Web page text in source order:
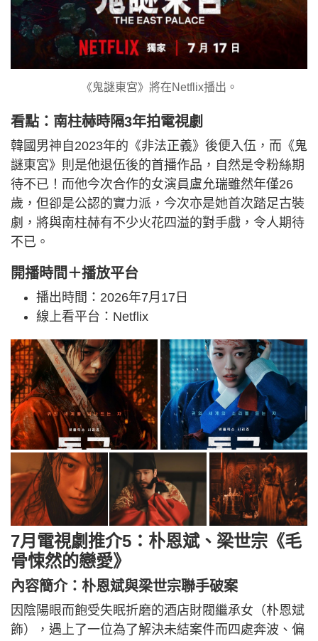
《鬼謎東宮》將在Netflix播出。
看點：南柱赫時隔3年拍電視劇
韓國男神自2023年的《非法正義》後便入伍，而《鬼
謎東宮》則是他退伍後的首播作品，自然是令粉絲期
待不已！而他今次合作的女演員盧允瑞雖然年僅26
歲，但卻是公認的實力派，今次亦是她首次踏足古裝
劇，將與南柱赫有不少火花四溢的對手戲，令人期待
不已。
開播時間＋播放平台
播出時間：2026年7月17日
線上看平台：Netflix
7月電視劇推介5：朴恩斌、梁世宗《毛
骨悚然的戀愛》
內容簡介：朴恩斌與梁世宗聯手破案
因陰陽眼而飽受失眠折磨的酒店財閥繼承女（朴恩斌
飾），遇上了一位為了解決未結案件而四處奔波、偏